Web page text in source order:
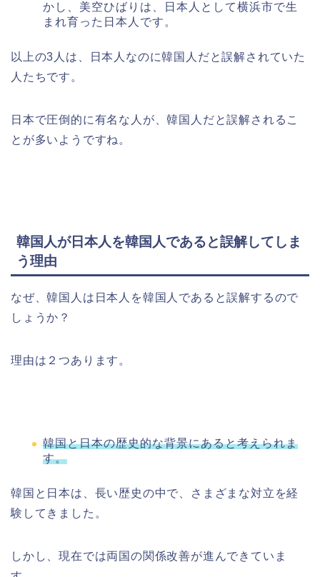
かし、美空ひばりは、日本人として横浜市で生
まれ育った日本人です。
以上の3人は、日本人なのに韓国人だと誤解されていた
人たちです。
日本で圧倒的に有名な人が、韓国人だと誤解されるこ
とが多いようですね。
韓国人が日本人を韓国人であると誤解してしま
う理由
なぜ、韓国人は日本人を韓国人であると誤解するので
しょうか？
理由は２つあります。
韓国と日本の歴史的な背景にあると考えられま
す。
韓国と日本は、長い歴史の中で、さまざまな対立を経
験してきました。
しかし、現在では両国の関係改善が進んできていま